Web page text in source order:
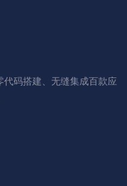
码搭建、无缝集成百款应